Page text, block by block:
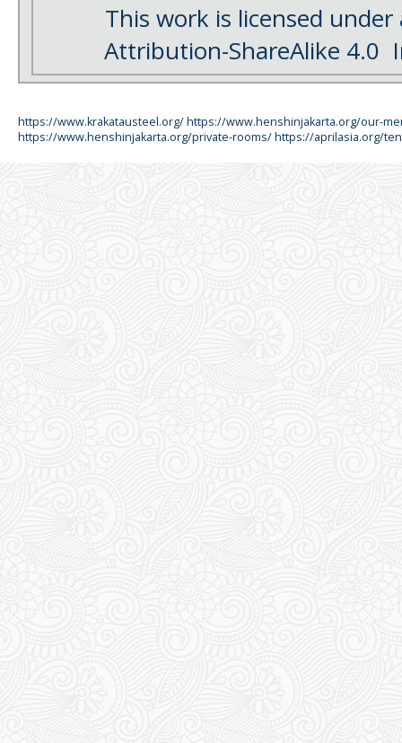
This work is licensed
Attribution-ShareAlike 4.0
https://www.krakatausteel.org/https://www.henshinjakarta.org/our-
https://www.henshinjakarta.org/private-rooms/https://aprilasia.org/